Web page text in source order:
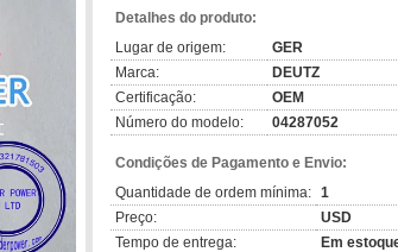
Detalhes do produto:
Lugar de origem:
GER
Marca:
DEUTZ
Certificação:
OEM
Número do modelo:
04287052
Condições de Pagamento e Envio:
Quantidade de ordem mínima: 1
Preço:
USD
Tempo de entrega:
Em